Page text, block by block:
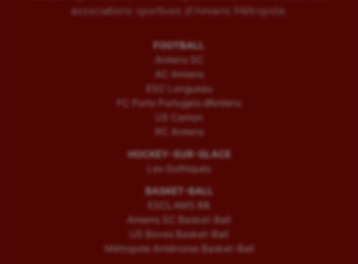
associations sportives d'Amiens Métropole.
FOOTBALL
Amiens SC
AC Amiens
ESC Longueau
FC Porto Portugais d’Amiens
US Camon
RC Amiens
HOCKEY-SUR-GLACE
Les Gothiques
BASKET-BALL
ESCLAMS BB
Amiens SC Basket-Ball
US Boves Basket-Ball
Métropole Amiénoise Basket-Ball